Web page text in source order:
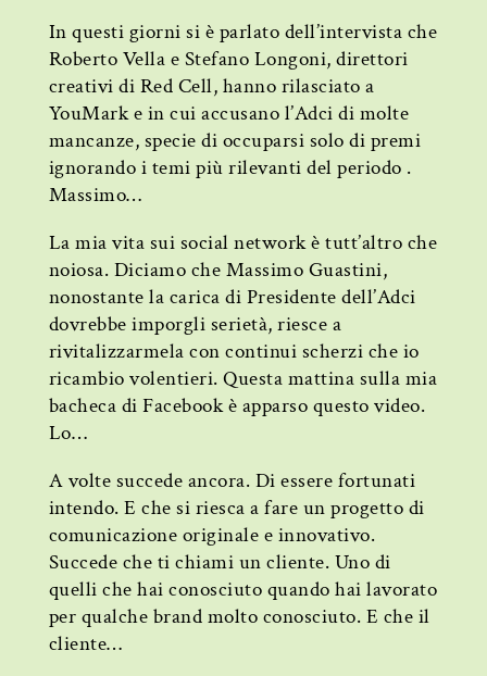
In questi giorni si è parlato dell’intervista che
Roberto Vella e Stefano Longoni, direttori
creativi di Red Cell, hanno rilasciato a
YouMark e in cui accusano l’Adci di molte
mancanze, specie di occuparsi solo di premi
ignorando i temi più rilevanti del periodo .
Massimo…
La mia vita sui social network è tutt’altro che
noiosa. Diciamo che Massimo Guastini,
nonostante la carica di Presidente dell’Adci
dovrebbe imporgli serietà, riesce a
rivitalizzarmela con continui scherzi che io
ricambio volentieri. Questa mattina sulla mia
bacheca di Facebook è apparso questo video.
Lo…
A volte succede ancora. Di essere fortunati
intendo. E che si riesca a fare un progetto di
comunicazione originale e innovativo.
Succede che ti chiami un cliente. Uno di
quelli che hai conosciuto quando hai lavorato
per qualche brand molto conosciuto. E che il
cliente…